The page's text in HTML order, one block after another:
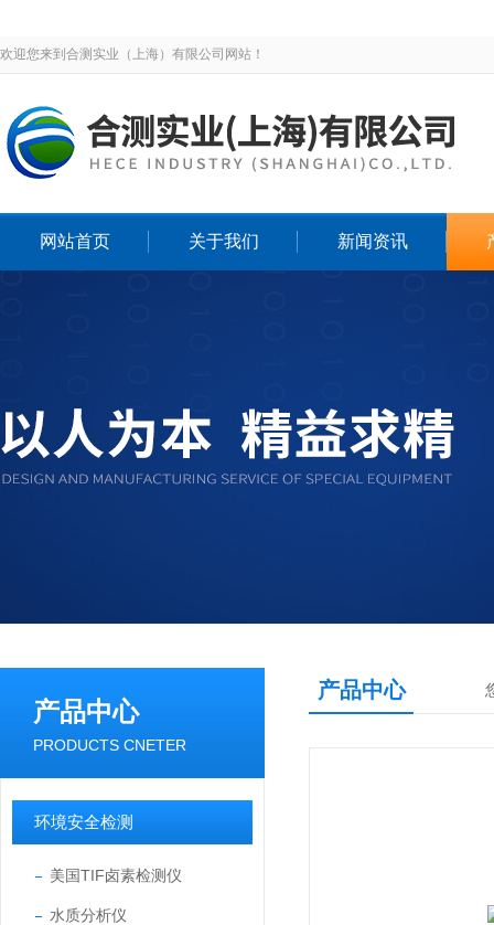
欢迎您来到合测实业（上海）有限公司网站！
网站首页 关于我们 新闻资讯
产品中心
PRODUCTS CNETER
环境安全检测
美国TIF卤素检测仪
水质分析仪
产品中心